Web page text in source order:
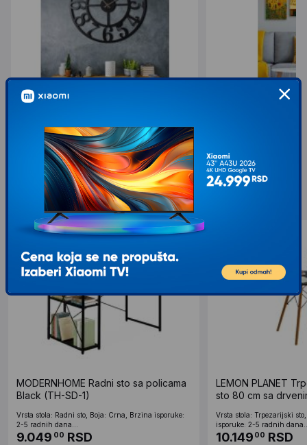
WALLXPERT Zidni sat Circle XL
6.636,00
sa 20% popusta
WALLXPERT
Slični proizvodi
MODERNHOME Radni sto sa policama
Black (TH-SD-1)
Vrsta stola: Radni sto, Boja: Crna, Brzina isporuke:
2-5 radnih dana...
9.049 00 RSD
LEMON PLANET
sto 80 cm sa
Vrsta stola: Trpezarijski
isporuke: 2-5 radnih
10.149 00 RSD